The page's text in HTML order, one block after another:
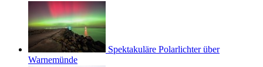
Spektakuläre Polarlichter über
Warnemünde